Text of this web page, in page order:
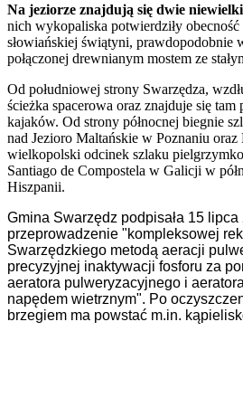
Na jeziorze znajdują się dwie
nich wykopaliska potwierdziły obecność
słowiańskiej świątyni, prawdopodobnie
połączonej drewnianym mostem ze
Od południowej strony Swarzędza,
ścieżka spacerowa oraz znajduje się
kajaków. Od strony północnej biegnie
nad Jezioro Maltańskie w Poznaniu oraz
wielkopolski odcinek szlaku
Santiago de Compostela w Galicji w
Hiszpanii.
Gmina Swarzędz podpisała 15 lipca
przeprowadzenie "kompleksowej
Swarzędzkiego metodą aeracji
precyzyjnej inaktywacji fosforu za
aeratora pulweryzacyjnego i
napędem wietrznym". Po
brzegiem ma powstać m.in.